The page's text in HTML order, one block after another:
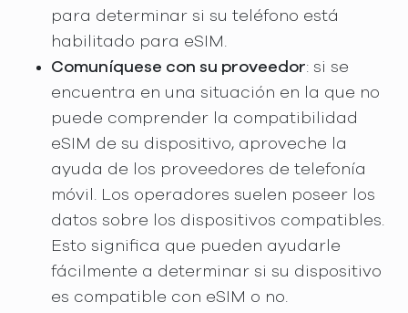
para determinar si su teléfono está
habilitado para eSIM.
Comuníquese con su proveedor: si se
encuentra en una situación en la que no
puede comprender la compatibilidad
eSIM de su dispositivo, aproveche la
ayuda de los proveedores de telefonía
móvil. Los operadores suelen poseer los
datos sobre los dispositivos compatibles.
Esto significa que pueden ayudarle
fácilmente a determinar si su dispositivo
es compatible con eSIM o no.